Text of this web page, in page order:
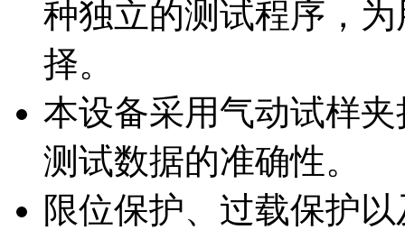
种独立的测试程序，
择。
本设备采用气动试样
测试数据的准确性。
限位保护、过载保护